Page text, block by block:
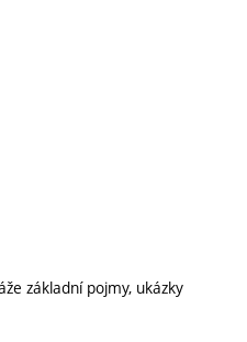
základní pojmy, ukázky